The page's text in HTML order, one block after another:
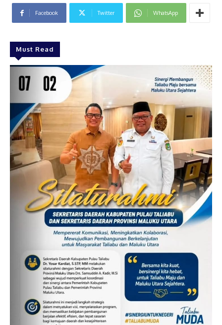
Facebook Twitter WhatsApp
Must Read